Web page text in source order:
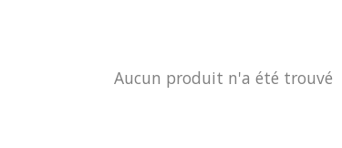
Aucun produit n'a été trouvé